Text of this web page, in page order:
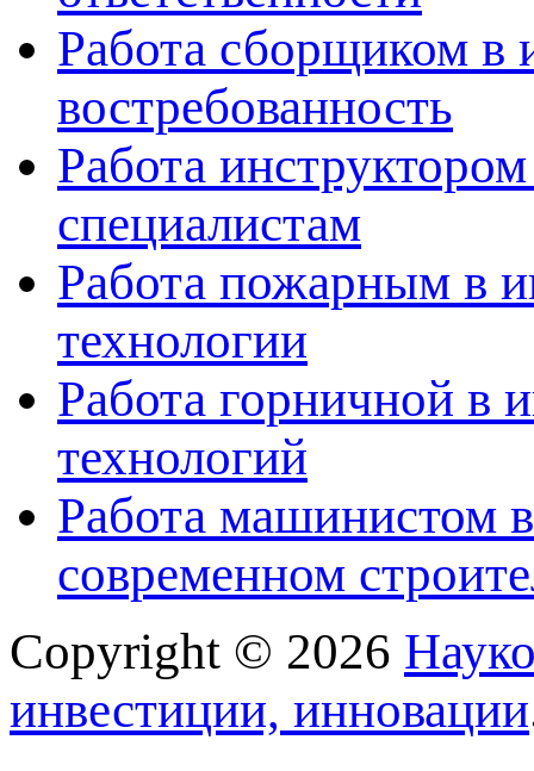
Работа сборщиком в
востребованность
Работа
специалистам
Работа пожарным в
технологии
Работа горничной в
технологий
Работа машинистом
современном
Copyright © 2026
инвестиции, инновации